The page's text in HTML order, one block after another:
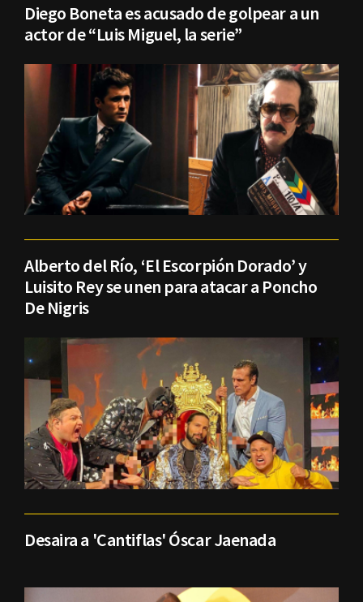
Diego Boneta es acusado de golpear a un
actor de “Luis Miguel, la serie”
Alberto del Río, ‘El Escorpión Dorado’ y
Luisito Rey se unen para atacar a Poncho
De Nigris
Desaira a 'Cantiflas' Óscar Jaenada